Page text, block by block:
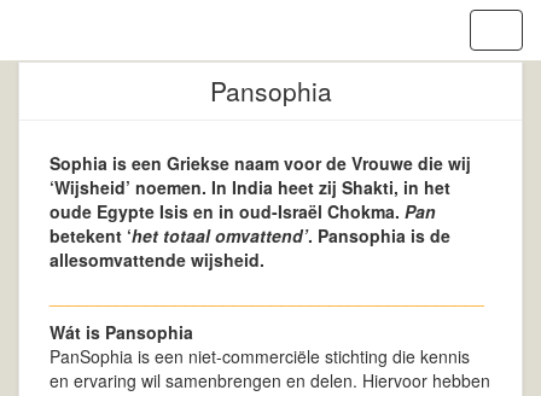
o
Pansophia
Sophia is een Griekse naam voor de Vrouwe die wij
‘Wijsheid’ noemen. In India heet zij Shakti, in het
oude Egypte Isis en in oud-Israël Chokma. Pan
betekent ‘het totaal omvattend’. Pansophia is de
allesomvattende wijsheid.
Wát is Pansophia
PanSophia is een niet-commerciële stichting die kennis
en ervaring wil samenbrengen en delen. Hiervoor hebben